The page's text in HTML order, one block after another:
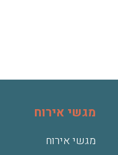
מגשי אירוח
מגשי אירוח